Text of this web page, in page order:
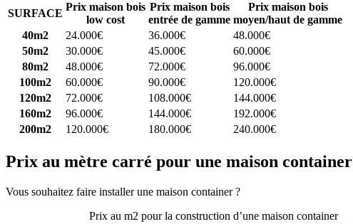
SURFACE
Prix maison bois
low cost
Prix maison bois
entrée de gamme
Prix maison bois
moyen/haut de gamme
40m2
24.000€ 36.000€
48.000€
50m2
30.000€ 45.000€
60.000€
80m2
48.000€ 72.000€
96.000€
100m2
60.000€ 90.000€
120.000€
120m2
72.000€ 108.000€
144.000€
160m2
96.000€ 144.000€
192.000€
200m2
120.000€ 180.000€ 240.000€
Prix au mètre carré pour une maison container
Vous souhaitez faire installer une maison container ?
Prix au m2 pour la construction d’une maison container